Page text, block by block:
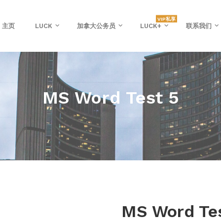
主页 LUCK 加拿大公务员 LUCK+
VIP私享
联系我们
MS Word Test 5
MS Word